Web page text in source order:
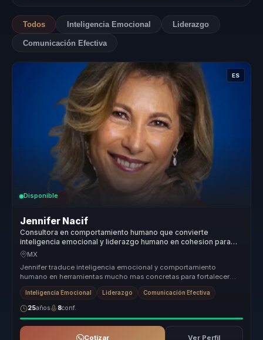
Todos Inteligencia Emocional Liderazgo
Comunicación Efectiva
ES
Disponible
Jennifer Nacif
Consultora en comportamiento humano que convierte
inteligencia emocional y liderazgo humano en cohesion para
lideres y equipos.
MX
Jennifer traduce inteligencia emocional y comportamiento
humano en herramientas mucho mas concretas para fortalecer
colaboracion, comunic...
Inteligencia Emocional Liderazgo Comunicación Efectiva
25años 8conf.
Cotizar Ver Perfil